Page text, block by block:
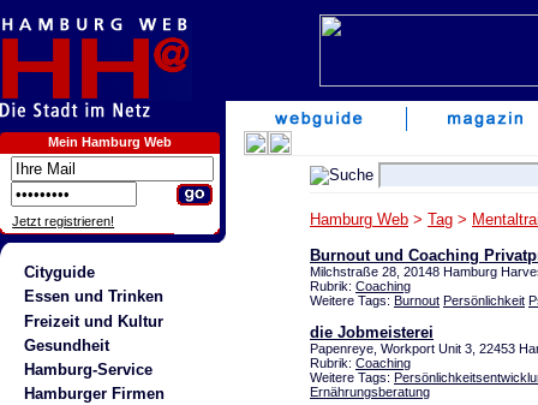
Mein Hamburg Web
Jetzt registrieren!
Cityguide
Essen und Trinken
Freizeit und Kultur
Gesundheit
Hamburg-Service
Hamburger Firmen
Hamburg Web > Tag >
Burnout und Coaching
Milchstraße 28, 20148 Hamburg
Rubrik: Coaching
Weitere Tags: Burnout Persönlichkeit
die Jobmeisterei
Papenreye, Workport Unit 3, 22453
Rubrik: Coaching
Weitere Tags:
Ernährungsberatung